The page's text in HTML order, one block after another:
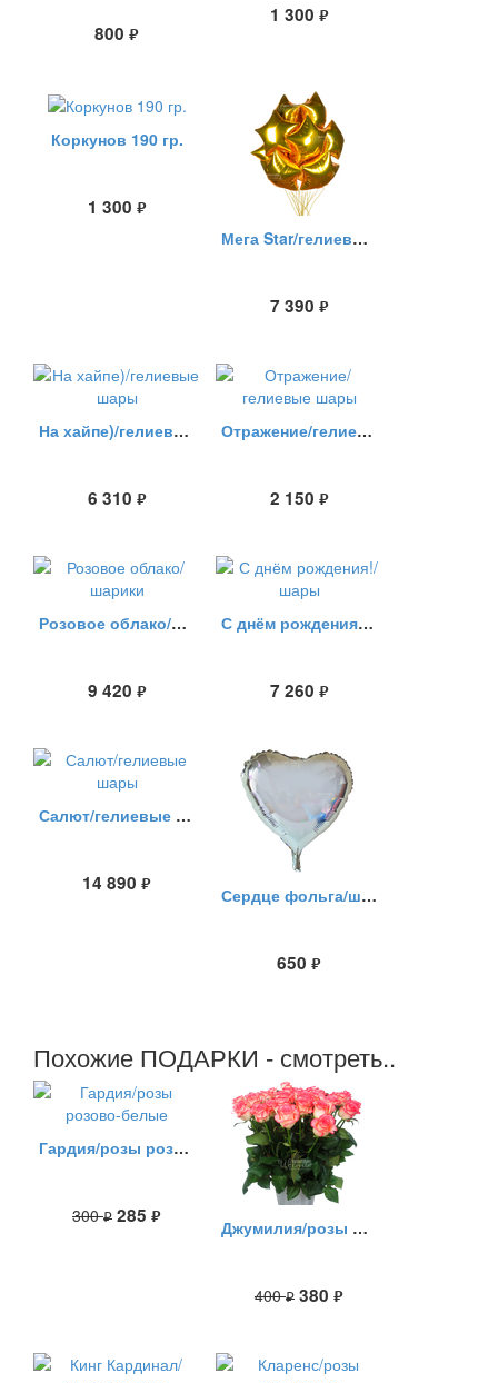
800 руб.
1 300 руб.
Коркунов 190 гр.
1 300 руб.
Мега Star/гелиевые шары
7 390 руб.
На хайпе)/гелиевые шары
6 310 руб.
Отражение/гелиевые шары
2 150 руб.
Розовое облако/шарики
9 420 руб.
С днём рождения!/шары
7 260 руб.
Салют/гелиевые шары
14 890 руб.
Сердце фольга/шары
650 руб.
Похожие ПОДАРКИ - смотреть..
Гардия/розы розово-белые
300руб. 285 руб.
Джумилия/розы розовые
400руб. 380 руб.